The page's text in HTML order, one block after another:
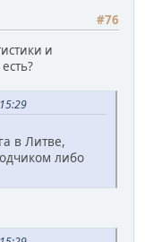
#76
и
в Литве,
либо